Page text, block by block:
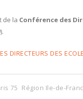
de la Conférence des
).
DIRECTEURS DES
75 Région Ile-de-